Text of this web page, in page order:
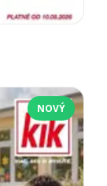
NOVÝ